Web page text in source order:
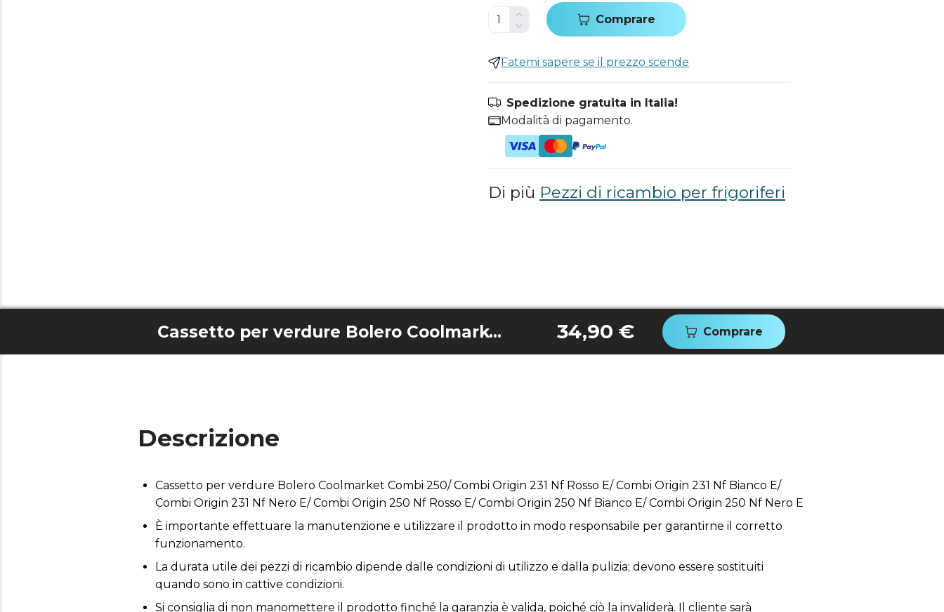
Comprare
Fatemi sapere se il prezzo scende
Spedizione gratuita in Italia!
Modalità di pagamento.
Di più Pezzi di ricambio per frigoriferi
Cassetto per verdure Bolero Coolmarket Combi 250/ Combi Origin 231 Nf Rosso E/ Combi Origin 231 Nf Bianco E/ Combi Origin 231 Nf Nero E/ Combi Origin 250 Nf Rosso E/ Combi Origin 250 Nf Bianco E/ Combi Origin 250 Nf Nero E 34,90 € Comprare
Descrizione
Cassetto per verdure Bolero Coolmarket Combi 250/ Combi Origin 231 Nf Rosso E/ Combi Origin 231 Nf Bianco E/
Combi Origin 231 Nf Nero E/ Combi Origin 250 Nf Rosso E/ Combi Origin 250 Nf Bianco E/ Combi Origin 250 Nf Nero E
È importante effettuare la manutenzione e utilizzare il prodotto in modo responsabile per garantirne il corretto
funzionamento.
La durata utile dei pezzi di ricambio dipende dalle condizioni di utilizzo e dalla pulizia; devono essere sostituiti
quando sono in cattive condizioni.
Si consiglia di non manomettere il prodotto finché la garanzia è valida, poiché ciò la invaliderà. Il cliente sarà